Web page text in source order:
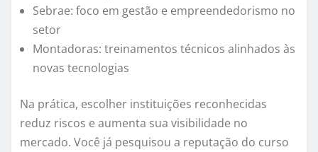
Sebrae: foco em gestão e empreendedorismo no
setor
Montadoras: treinamentos técnicos alinhados às
novas tecnologias
Na prática, escolher instituições reconhecidas
reduz riscos e aumenta sua visibilidade no
mercado. Você já pesquisou a reputação do curso